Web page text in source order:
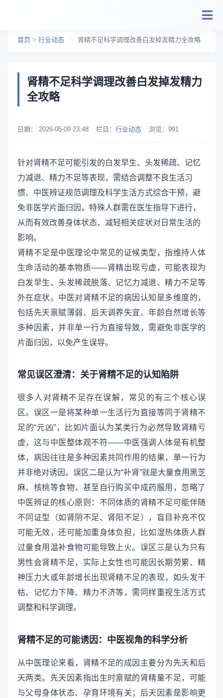
首页 > 行业动态 > 肾精不足科学调理改善白发掉发精力全攻略
肾精不足科学调理改善白发掉发精力
全攻略
日期： 2026-05-09 23:48 栏目： 行业动态 浏览： 991
针对肾精不足可能引发的白发早生、头发稀疏、记忆
力减退、精力不足等表现，需结合调整不良生活习
惯、中医辨证规范调理及科学生活方式综合干预，避
免非医学片面归因，特殊人群需在医生指导下进行，
从而有效改善身体状态、减轻相关症状对日常生活的
影响。
肾精不足是中医理论中常见的证候类型，指维持人体
生命活动的基本物质——肾精出现亏虚，可能表现为
白发早生、头发稀疏脱落、记忆力减退、精力不足等
外在症状。中医对肾精不足的病因认知是多维度的，
包括先天禀赋薄弱、后天调养失宜、年龄自然增长等
多种因素，并非单一行为直接导致，需避免非医学的
片面归因，以免产生误导。
常见误区澄清：关于肾精不足的认知陷阱
很多人对肾精不足存在误解，常见的有三个核心误
区。误区一是将某种单一生活行为直接等同于肾精不
足的“元凶”，比如片面认为某类行为必然导致肾精亏
虚，这与中医整体观不符——中医强调人体是有机整
体，病因往往是多种因素共同作用的结果，单一行为
并非绝对诱因。误区二是认为“补肾”就是大量食用黑芝
麻、核桃等食物，甚至自行购买中成药服用，忽略了
中医辨证的核心原则：不同体质的肾精不足可能伴随
不同证型（如肾阴不足、肾阳不足），盲目补充不仅
可能无效，还可能加重身体负担，比如湿热体质人群
过量食用温补食物可能导致上火。误区三是认为只有
男性会肾精不足，实际上女性也可能因长期劳累、精
神压力大或年龄增长出现肾精不足的表现，如头发干
枯、记忆力下降、精力不济等，需同样重视生活方式
调整和科学调理。
肾精不足的可能诱因：中医视角的科学分析
从中医理论来看，肾精不足的成因主要分为先天和后
天两类。先天因素指出生时禀赋的肾精量不足，可能
与父母身体状态、孕育环境有关；后天因素是影响更